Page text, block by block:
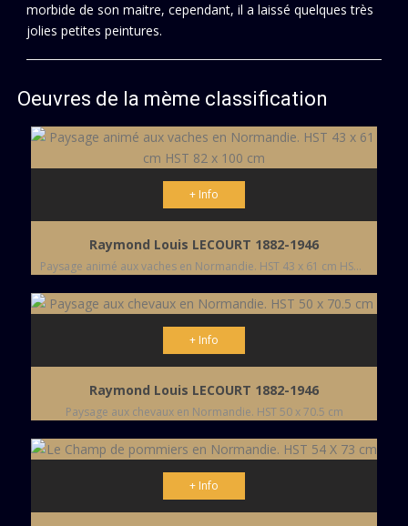
morbide de son maitre, cependant, il a laissé quelques très
jolies petites peintures.
Oeuvres de la mème classification
+ Info
Raymond Louis LECOURT 1882-1946
Paysage animé aux vaches en Normandie. HST 43 x 61 cm HST 82 x 100 cm
+ Info
Raymond Louis LECOURT 1882-1946
Paysage aux chevaux en Normandie. HST 50 x 70.5 cm
+ Info